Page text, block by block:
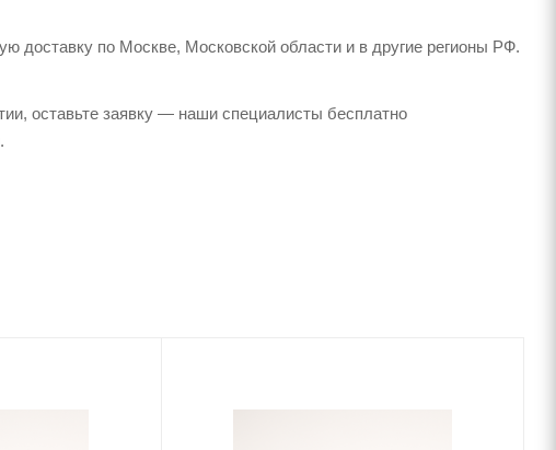
доставку по Москве, Московской области и в другие регионы РФ.
оставьте заявку — наши специалисты бесплатно